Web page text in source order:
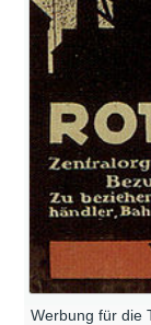
Werbung für die